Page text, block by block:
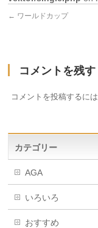
← ワールドカップ
コメントを残す
コメントを投稿するには
カテゴリー
AGA
いろいろ
おすすめ